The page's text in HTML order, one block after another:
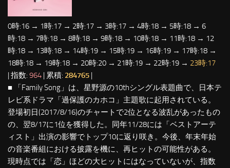
0時:16 → 1時:17 → 2時:17 → 3時:17 → 4時:18 → 5時:18 → 6
時:18 → 7時:18 → 8時:18 → 9時:18 → 10時:18 → 11時:18 → 12
時:18 → 13時:18 → 14時:19 → 15時:19 → 16時:19 → 17時:18 →
18時:18 → 19時:18 → 20時:20 → 21時:19 → 22時:19 → 23時:17
| 指数: 964 | 累積: 284765
■ 「Family Song」は、星野源の10thシングル表題曲で、日本テ
レビ系ドラマ「過保護のカホコ」主題歌に起用されている。
登場初日(2017/8/16)のチャートで2位となる波乱があったもの
の、翌8/17に1位を獲得した。同年11/28には「ベストアーテ
ィスト」出演の影響でトップ10に返り咲き。今後、年末年始
の音楽番組における披露を機に、再ヒットの可能性がある。
現時点では「恋」ほどの大ヒットにはなっていないが、指数